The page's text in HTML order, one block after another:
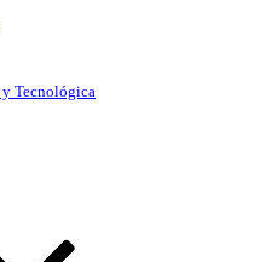
Tecnológica